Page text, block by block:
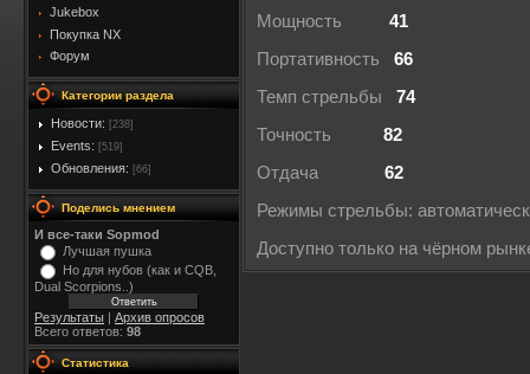
Jukebox
Покупка NX
Форум
Категории раздела
Новости: [238]
Events: [519]
Обновления: [66]
Поделись мнением
И все-таки Sopmod
Лучшая пушка
Но для нубов (как и CQB,
Dual Scorpions..)
Результаты | Архив опросов
Всего ответов: 98
Статистика
Мощность 41
Портативность 66
Темп стрельбы 74
Точность 82
Отдача 62
Режимы стрельбы:
Доступно только на чёрном